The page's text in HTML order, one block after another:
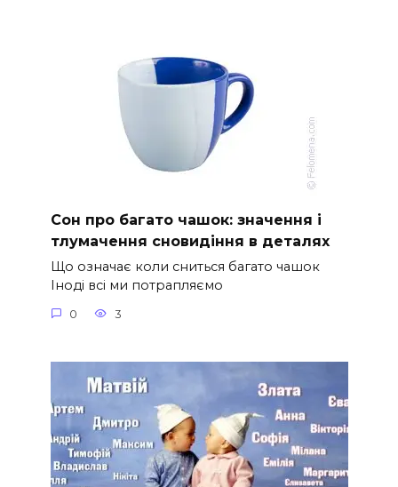
Сон про багато чашок: значення і
тлумачення сновидіння в деталях
Що означає коли сниться багато чашок
Іноді всі ми потрапляємо
0 3